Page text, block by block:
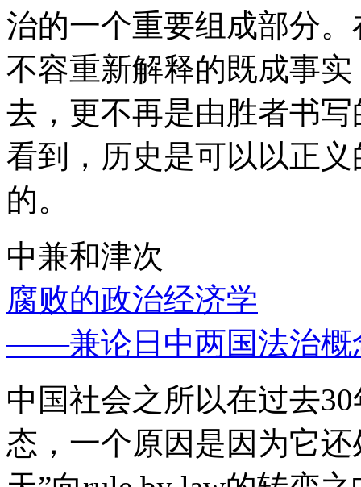
治的一个重要组成部分
不容重新解释的既成事
去，更不再是由胜者书
看到，历史是可以以正
的。
中兼和津次
腐败的政治经济学
——兼论日中两国法治概
中国社会之所以在过去
态，一个原因是因为它